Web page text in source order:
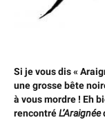
Si je vous dis «
une grosse bête
à vous mordre ! Eh
rencontréL’Araignée